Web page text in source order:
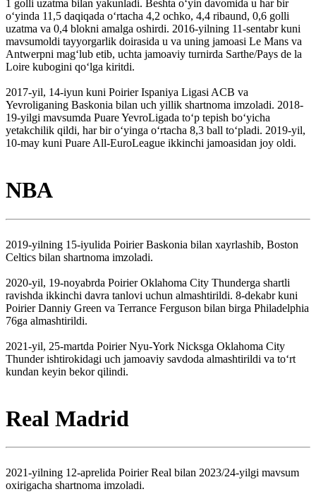
1 golli uzatma bilan yakunladi. Beshta oʻyin davomida u har bir
oʻyinda 11,5 daqiqada oʻrtacha 4,2 ochko, 4,4 ribaund, 0,6 golli
uzatma va 0,4 blokni amalga oshirdi. 2016-yilning 11-sentabr kuni
mavsumoldi tayyorgarlik doirasida u va uning jamoasi Le Mans va
Antwerpni mag‘lub etib, uchta jamoaviy turnirda Sarthe/Pays de la
Loire kubogini qo‘lga kiritdi.
2017-yil, 14-iyun kuni Poirier Ispaniya Ligasi ACB va
Yevroliganing Baskonia bilan uch yillik shartnoma imzoladi. 2018-
19-yilgi mavsumda Puare YevroLigada toʻp tepish boʻyicha
yetakchilik qildi, har bir oʻyinga oʻrtacha 8,3 ball toʻpladi. 2019-yil,
10-may kuni Puare All-EuroLeague ikkinchi jamoasidan joy oldi.
NBA
2019-yilning 15-iyulida Poirier Baskonia bilan xayrlashib, Boston
Celtics bilan shartnoma imzoladi.
2020-yil, 19-noyabrda Poirier Oklahoma City Thunderga shartli
ravishda ikkinchi davra tanlovi uchun almashtirildi. 8-dekabr kuni
Poirier Danniy Green va Terrance Ferguson bilan birga Philadelphia
76ga almashtirildi.
2021-yil, 25-martda Poirier Nyu-York Nicksga Oklahoma City
Thunder ishtirokidagi uch jamoaviy savdoda almashtirildi va to‘rt
kundan keyin bekor qilindi.
Real Madrid
2021-yilning 12-aprelida Poirier Real bilan 2023/24-yilgi mavsum
oxirigacha shartnoma imzoladi.